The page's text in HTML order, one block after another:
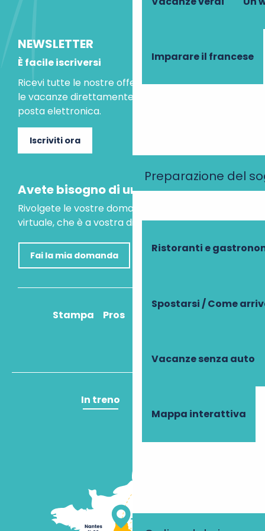
Imparare il francese
Preparazione del
Ristoranti e
Spostarsi / Come
Vacanze senza auto
Mappa interattiva
NEWSLETTER
È facile iscriversi
Ricevi tutte le nostre offerte speciali e le idee per
le vacanze direttamente nella tua casella di
posta elettronica.
Iscriviti ora
Avete bisogno di un consiglio?
Rivolgete le vostre domande al nostro assistente
virtuale, che è a vostra disposizione per aiutarvi.
Fai la mia domanda
Stampa Pros
In treno